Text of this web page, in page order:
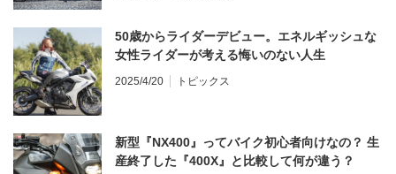
50歳からライダーデビュー。エネルギッシュな
女性ライダーが考える悔いのない人生
2025/4/20 トピックス
新型『NX400』ってバイク初心者向けなの？ 生
産終了した『400X』と比較して何が違う？